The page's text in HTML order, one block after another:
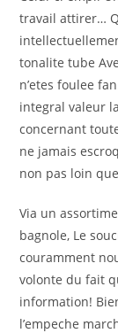
travail attirer…
tonalite tube
n’etes foulee
integral valeur
concernant
ne jamais
non pas loin
Via un
bagnole, Le
couramment
volonte du fait
information!
l’empeche